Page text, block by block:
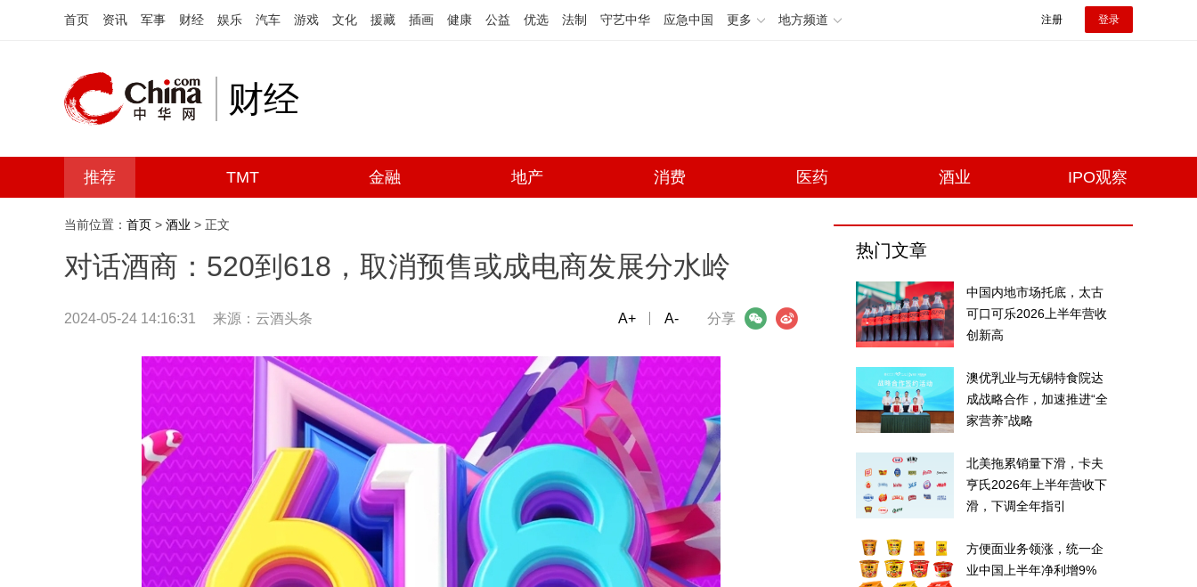
首页 资讯 军事 财经 娱乐 汽车 游戏 文化 援藏 插画 健康 公益 优选 法制 守艺中华 应急中国 更多 地方频道 注册 登录
财经
推荐 TMT 金融 地产 消费 医药 酒业 IPO观察
当前位置： 首页 > 酒业 > 正文
对话酒商：520到618，取消预售或成电商发展分水岭
2024-05-24 14:16:31 来源：云酒头条 分享
微信 微博
A+ A-
热门文章
中国内地市场托底，太古
可口可乐2026上半年营收
创新高
澳优乳业与无锡特食院达
成战略合作，加速推进“全
家营养”战略
北美拖累销量下滑，卡夫
亨氏2026年上半年营收下
滑，下调全年指引
方便面业务领涨，统一企
业中国上半年净利增9%